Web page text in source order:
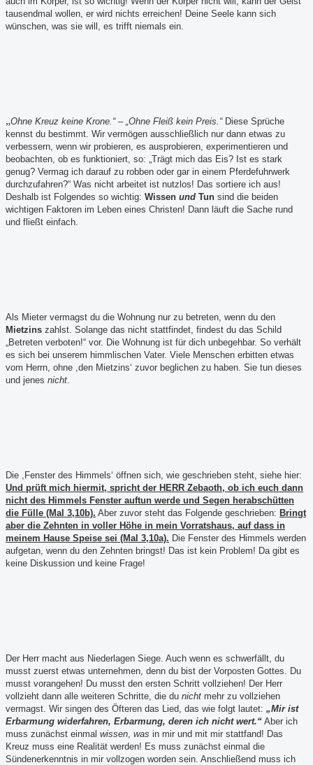
tausendmal wollen, er wird nichts erreichen! Deine Seele kann sich
wünschen, was sie will, es trifft niemals ein.
„Ohne Kreuz keine Krone.“ – „Ohne Fleiß kein Preis.“Diese Sprüche
kennst du bestimmt. Wir vermögen ausschließlich nur dann etwas zu
verbessern, wenn wir probieren, es ausprobieren, experimentieren und
beobachten, ob es funktioniert, so: „Trägt mich das Eis? Ist es stark
genug? Vermag ich darauf zu robben oder gar in einem Pferdefuhrwerk
durchzufahren?“ Was nicht arbeitet ist nutzlos! Das sortiere ich aus!
Deshalb ist Folgendes so wichtig: Wissen und Tun sind die beiden
wichtigen Faktoren im Leben eines Christen! Dann läuft die Sache rund
und fließt einfach.
Als Mieter vermagst du die Wohnung nur zu betreten, wenn du den
Mietzins zahlst. Solange das nicht stattfindet, findest du das Schild
„Betreten verboten!“ vor. Die Wohnung ist für dich unbegehbar. So verhält
es sich bei unserem himmlischen Vater. Viele Menschen erbitten etwas
vom Herrn, ohne ,den Mietzins‘ zuvor beglichen zu haben. Sie tun dieses
und jenes nicht
Die ,Fenster des Himmels‘ öffnen sich, wie geschrieben steht, siehe hier:
Und prüft mich hiermit, spricht der HERR Zebaoth, ob ich euch dann
nicht des Himmels Fenster auftun werde und Segen herabschütten
die Fülle (Mal 3,10b). Aber zuvor steht das Folgende geschrieben: Bringt
aber die Zehnten in voller Höhe in mein Vorratshaus, auf dass in
meinem Hause Speise sei (Mal 3,10a). Die Fenster des Himmels werden
aufgetan, wenn du den Zehnten bringst! Das ist kein Problem! Da gibt es
keine Diskussion und keine Frage!
Der Herr macht aus Niederlagen Siege. Auch wenn es schwerfällt, du
musst zuerst etwas unternehmen, denn du bist der Vorposten Gottes. Du
musst vorangehen! Du musst den ersten Schritt vollziehen! Der Herr
vollzieht dann alle weiteren Schritte, die du nicht mehr zu vollziehen
vermagst. Wir singen des Öfteren das Lied, das wie folgt lautet: „Mir ist
Erbarmung widerfahren, Erbarmung, deren ich nicht wert.“ Aber ich
muss zunächst einmal wissen was in mir und mit mir stattfand! Das
Kreuz muss eine Realität werden! Es muss zunächst einmal die
Sündenerkenntnis in mir vollzogen worden sein. Anschließend muss ich